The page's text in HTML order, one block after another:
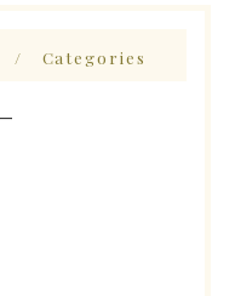
Categories